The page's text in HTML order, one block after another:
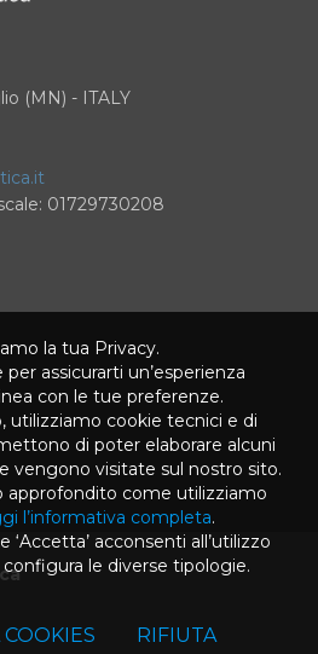
(MN) - ITALY
01729730208
la tua Privacy.
assicurarti un’esperienza
con le tue preferenze.
utilizziamo cookie tecnici e di
di poter elaborare alcuni
vengono visitate sul nostro sito.
approfondito come utilizziamo
l’informativa completa.
‘Accetta’ acconsenti all’utilizzo
le diverse tipologie.
RIFIUTA